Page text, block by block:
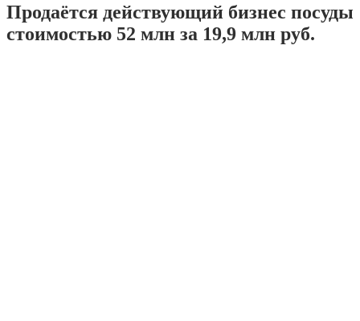
Продаётся действующий бизнес посуды
стоимостью 52 млн за 19,9 млн руб.